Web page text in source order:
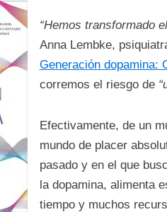
“Hemos transformado
Anna Lembke,
Generación dopamina:
corremos el riesgo de
Efectivamente, de un
mundo de placer
pasado y en el que
la dopamina, alimenta
tiempo y muchos